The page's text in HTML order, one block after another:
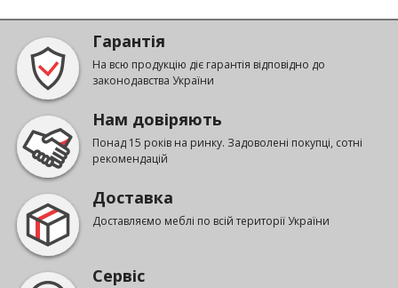
Гарантія
На всю продукцію діє гарантія відповідно до
законодавства України
Нам довіряють
Понад 15 років на ринку. Задоволені покупці, сотні
рекомендацій
Доставка
Доставляємо меблі по всій території України
Сервіс